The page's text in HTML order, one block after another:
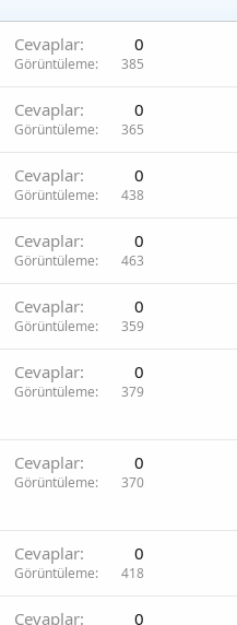
Cevaplar 0
Görüntüleme 385
Cevaplar 0
Görüntüleme 365
Cevaplar 0
Görüntüleme 438
Cevaplar 0
Görüntüleme 463
Cevaplar 0
Görüntüleme 359
Cevaplar 0
Görüntüleme 379
Cevaplar 0
Görüntüleme 370
Cevaplar 0
Görüntüleme 418
Cevaplar 0